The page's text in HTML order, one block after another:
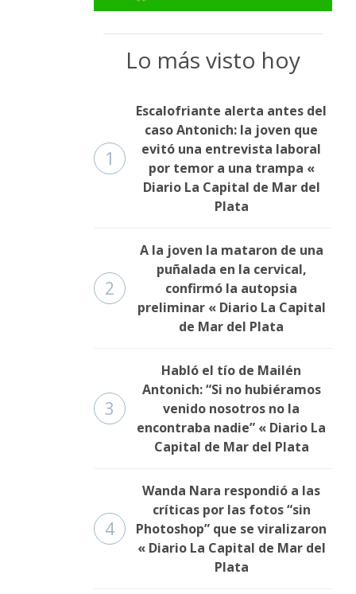
Lo más visto hoy
1
Escalofriante alerta antes del
caso Antonich: la joven que
evitó una entrevista laboral
por temor a una trampa «
Diario La Capital de Mar del
Plata
2
A la joven la mataron de una
puñalada en la cervical,
confirmó la autopsia
preliminar « Diario La Capital
de Mar del Plata
3
Habló el tío de Mailén
Antonich: “Si no hubiéramos
venido nosotros no la
encontraba nadie” « Diario La
Capital de Mar del Plata
4
Wanda Nara respondió a las
críticas por las fotos “sin
Photoshop” que se viralizaron
« Diario La Capital de Mar del
Plata